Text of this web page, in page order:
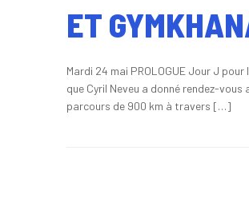
ET
Mardi 24 mai PROLOGUE Jour J
que Cyril Neveu a donné rendez-
parcours de 900 km à travers […]